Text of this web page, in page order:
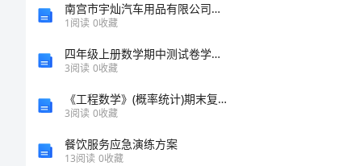
南宫市宇灿汽车用品有限公司介绍企业发展分析报告
1阅读 0收藏
四年级上册数学期中测试卷学生专用
3阅读 0收藏
《工程数学》(概率统计)期末复习提要
3阅读 0收藏
餐饮服务应急演练方案
13阅读 0收藏